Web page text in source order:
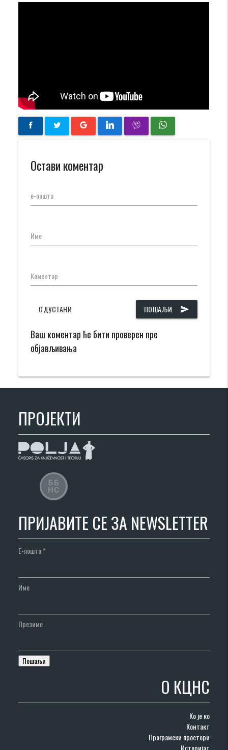
Остави коментар
е-пошта
Име
Коментар
ПОШАЉИ send
ОДУСТАНИ
Ваш коментар ће бити проверен пре
објављивања
ПРОЈЕКТИ
ПРИЈАВИТЕ СЕ ЗА NEWSLETTER
Е-пошта*
Име
Презиме
О КЦНС
Ко је ко
Контакт
Програмски простори
Историјат